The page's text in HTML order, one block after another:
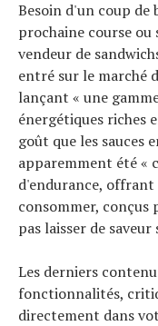
Besoin d'un coup de
prochaine course ou
vendeur de
entré sur le marché
lançant « une
énergétiques riches
goût que les sauces
apparemment été «
d'endurance, offrant
consommer, conçus
pas laisser de
Les derniers
fonctionnalités,
directement dans